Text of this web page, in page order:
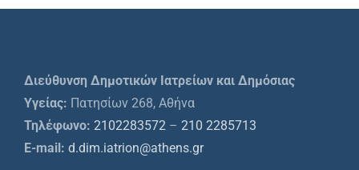
Διεύθυνση Δημοτικών Ιατρείων και Δημόσιας
Υγείας: Πατησίων 268, Αθήνα
Τηλέφωνο: 2102283572 – 210 2285713
E-mail: d.dim.iatrion@athens.gr